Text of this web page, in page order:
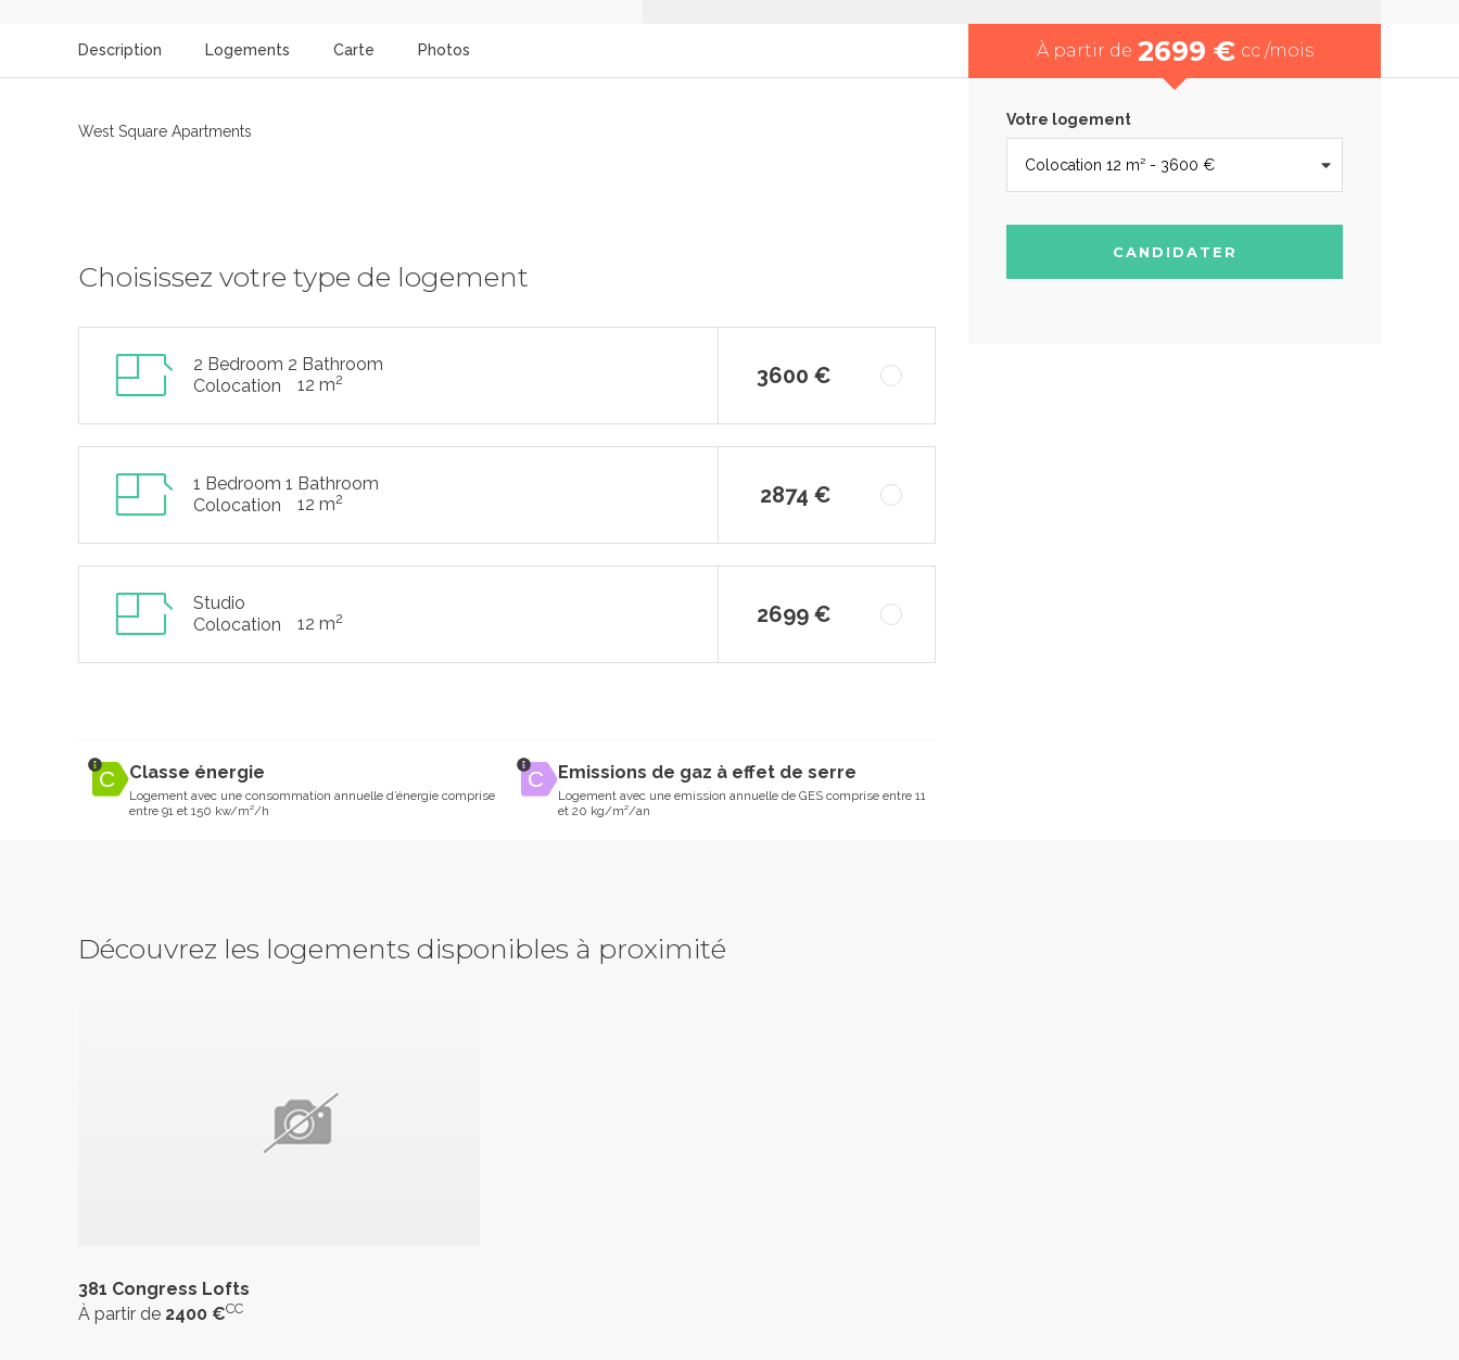
Description Logements Carte Photos
West Square Apartments
Choisissez votre type de logement
2 Bedroom 2 Bathroom
Colocation
12 m2 3600 €
1 Bedroom 1 Bathroom
Colocation
12 m2 2874 €
Studio
Colocation
12 m2 2699 €
Classe énergie
Logement avec une consommation annuelle d’énergie comprise
entre 91 et 150 kw/m²/h
Emissions de gaz à effet de serre
Logement avec une emission annuelle de GES comprise entre 11
et 20 kg/m²/an
À partir de 2699 € cc /mois
Votre logement
CANDIDATER
Découvrez les logements disponibles à proximité
381 Congress Lofts
À partir de 2400 €CC